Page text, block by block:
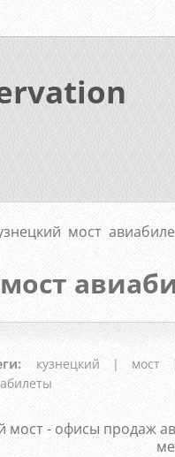
мост
: кузнецкий | мост
мост - офисы продаж